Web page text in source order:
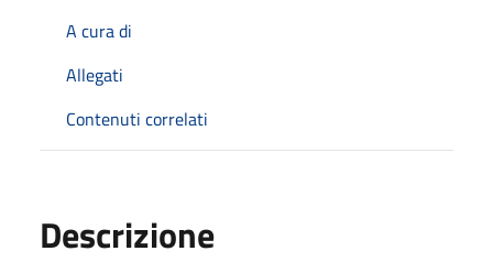
A cura di
Allegati
Contenuti correlati
Descrizione